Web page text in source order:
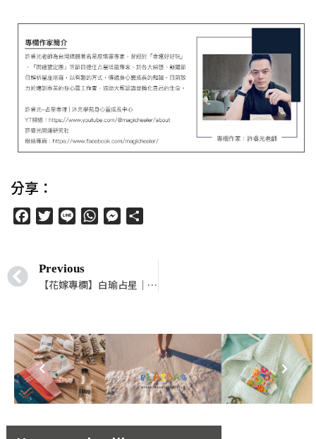
分享：
FacebookTwitter
Line WhatsAppMessenger
Previous
【花嫁專欄】白瑜占星｜12 星座擇偶第一考量的重點是什麼？（看太陽、上升、金星、第七宮守護星座）